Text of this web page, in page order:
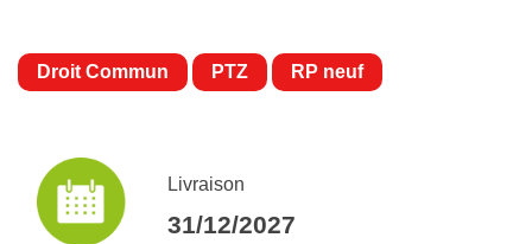
Droit Commun PTZ RP neuf
Livraison
31/12/2027